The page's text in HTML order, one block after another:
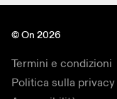
© On 2026
Termini e condizioni
Politica sulla privacy